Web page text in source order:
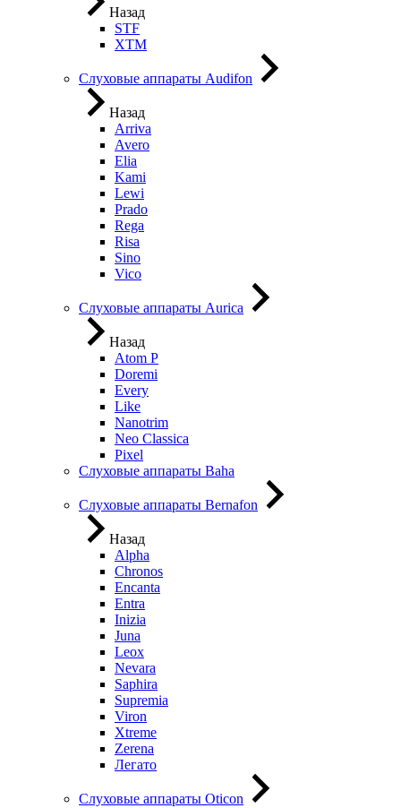
Назад
STF
XTM
Слуховые аппараты Audifon
Назад
Arriva
Avero
Elia
Kami
Lewi
Prado
Rega
Risa
Sino
Vico
Слуховые аппараты Aurica
Назад
Atom P
Doremi
Every
Like
Nanotrim
Neo Classica
Pixel
Слуховые аппараты Baha
Слуховые аппараты Bernafon
Назад
Alpha
Chronos
Encanta
Entra
Inizia
Juna
Leox
Nevara
Saphira
Supremia
Viron
Xtreme
Zerena
Легато
Слуховые аппараты Oticon